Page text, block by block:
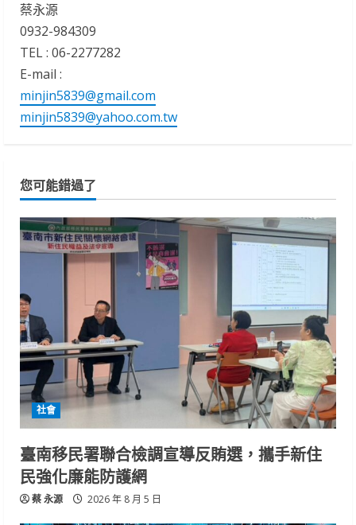
蔡永源
0932-984309
TEL : 06-2277282
E-mail :
minjin5839@gmail.com
minjin5839@yahoo.com.tw
您可能錯過了
社會
臺南移民署聯合檢調宣導反賄選，攜手新住
民強化廉能防護網
蔡 永源 2026 年 8 月 5 日